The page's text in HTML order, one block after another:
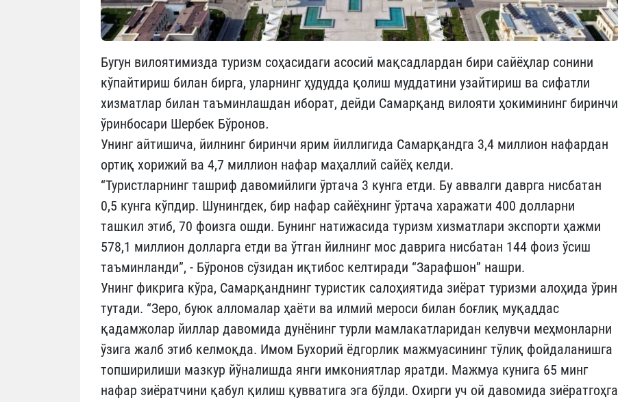
Бугун вилоятимизда туризм соҳасидаги асосий мақсадлардан бири сайёҳлар сонини
кўпайтириш билан бирга, уларнинг ҳудудда қолиш муддатини узайтириш ва сифатли
хизматлар билан таъминлашдан иборат, дейди Самарқанд вилояти ҳокимининг биринчи
ўринбосари Шербек Бўронов.
Унинг айтишича, йилнинг биринчи ярим йиллигида Самарқандга 3,4 миллион нафардан
ортиқ хорижий ва 4,7 миллион нафар маҳаллий сайёҳ келди.
“Туристларнинг ташриф давомийлиги ўртача 3 кунга етди. Бу аввалги даврга нисбатан
0,5 кунга кўпдир. Шунингдек, бир нафар сайёҳнинг ўртача харажати 400 долларни
ташкил этиб, 70 фоизга ошди. Бунинг натижасида туризм хизматлари экспорти ҳажми
578,1 миллион долларга етди ва ўтган йилнинг мос даврига нисбатан 144 фоиз ўсиш
таъминланди”, - Бўронов сўзидан иқтибос келтиради “Зарафшон” нашри.
Унинг фикрига кўра, Самарқанднинг туристик салоҳиятида зиёрат туризми алоҳида ўрин
тутади. “Зеро, буюк алломалар ҳаёти ва илмий мероси билан боғлиқ муқаддас
қадамжолар йиллар давомида дунёнинг турли мамлакатларидан келувчи меҳмонларни
ўзига жалб этиб келмоқда. Имом Бухорий ёдгорлик мажмуасининг тўлиқ фойдаланишга
топширилиши мазкур йўналишда янги имкониятлар яратди. Мажмуа кунига 65 минг
нафар зиёратчини қабул қилиш қувватига эга бўлди. Охирги уч ой давомида зиёратгоҳга